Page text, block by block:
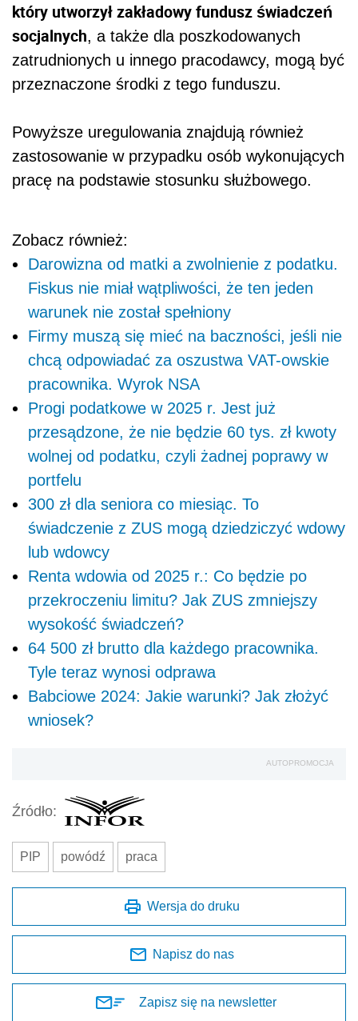
który utworzył zakładowy fundusz świadczeń
socjalnych, a także dla poszkodowanych
zatrudnionych u innego pracodawcy, mogą być
przeznaczone środki z tego funduszu.
Powyższe uregulowania znajdują również
zastosowanie w przypadku osób wykonujących
pracę na podstawie stosunku służbowego.
Zobacz również:
Darowizna od matki a zwolnienie z podatku.
Fiskus nie miał wątpliwości, że ten jeden
warunek nie został spełniony
Firmy muszą się mieć na baczności, jeśli nie
chcą odpowiadać za oszustwa VAT-owskie
pracownika. Wyrok NSA
Progi podatkowe w 2025 r. Jest już
przesądzone, że nie będzie 60 tys. zł kwoty
wolnej od podatku, czyli żadnej poprawy w
portfelu
300 zł dla seniora co miesiąc. To
świadczenie z ZUS mogą dziedziczyć wdowy
lub wdowcy
Renta wdowia od 2025 r.: Co będzie po
przekroczeniu limitu? Jak ZUS zmniejszy
wysokość świadczeń?
64 500 zł brutto dla każdego pracownika.
Tyle teraz wynosi odprawa
Babciowe 2024: Jakie warunki? Jak złożyć
wniosek?
AUTOPROMOCJA
Źródło:
PIP powódź praca
Wersja do druku
Napisz do nas
Zapisz się na newsletter